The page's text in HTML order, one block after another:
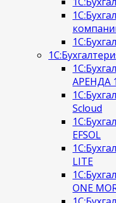
АРЕНДА
Scloud
EFSOL
LITE
ONE